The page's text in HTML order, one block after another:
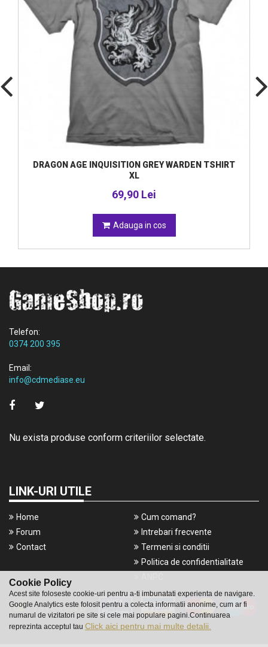
Cookie Policy
Acest site foloseste cookie-uri pentru a-ti imbunatati experienta de navigare.
Google Analytics este folosit pentru a colecta informatii anonime, cum ar fi
numarul de vizitatori pe site si cele mai populare pagini.Continuarea
reprezinta acceptul tau Click aici pentru mai multe detalii.
DRAGON AGE INQUISITION GREY WARDEN TSHIRT
XL
69,90 Lei
Adauga in cos
Telefon:
0374 200 395
Email:
info@cdmediase.eu
Nu exista produse conform criteriilor selectate.
LINK-URI UTILE
Home
Forum
Contact
Cum comand?
Intrebari frecvente
Termeni si conditii
Politica de confidentialitate